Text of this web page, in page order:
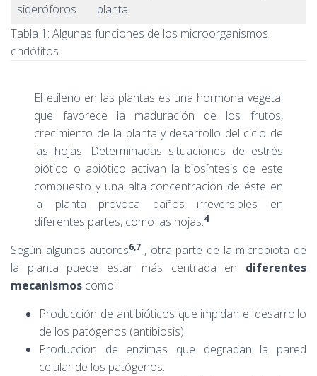
sideróforos
planta
Tabla 1: Algunas funciones de los microorganismos
endófitos.
El etileno en las plantas es una hormona vegetal
que favorece la maduración de los frutos,
crecimiento de la planta y desarrollo del ciclo de
las hojas. Determinadas situaciones de estrés
biótico o abiótico activan la biosíntesis de este
compuesto y una alta concentración de éste en
la planta provoca daños irreversibles en
diferentes partes, como las hojas.4
Según algunos autores6,7 , otra parte de la microbiota de
la planta puede estar más centrada en diferentes
mecanismos como:
Producción de antibióticos que impidan el desarrollo
de los patógenos (antibiosis).
Producción de enzimas que degradan la pared
celular de los patógenos.